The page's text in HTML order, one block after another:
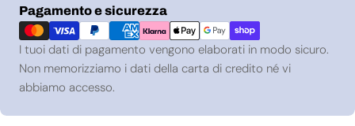
Pagamento e sicurezza
Metodi
di
pagamento
I tuoi dati di pagamento vengono elaborati in modo sicuro.
Non memorizziamo i dati della carta di credito né vi
abbiamo accesso.